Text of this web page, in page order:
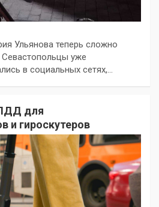
Ульянова теперь сложно
Севастопольцы уже
в социальных сетях,…
для
и гироскутеров